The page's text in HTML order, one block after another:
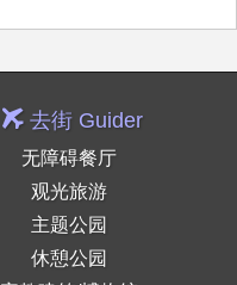
去街 Guider
无障碍餐厅
观光旅游
主题公园
休憩公园